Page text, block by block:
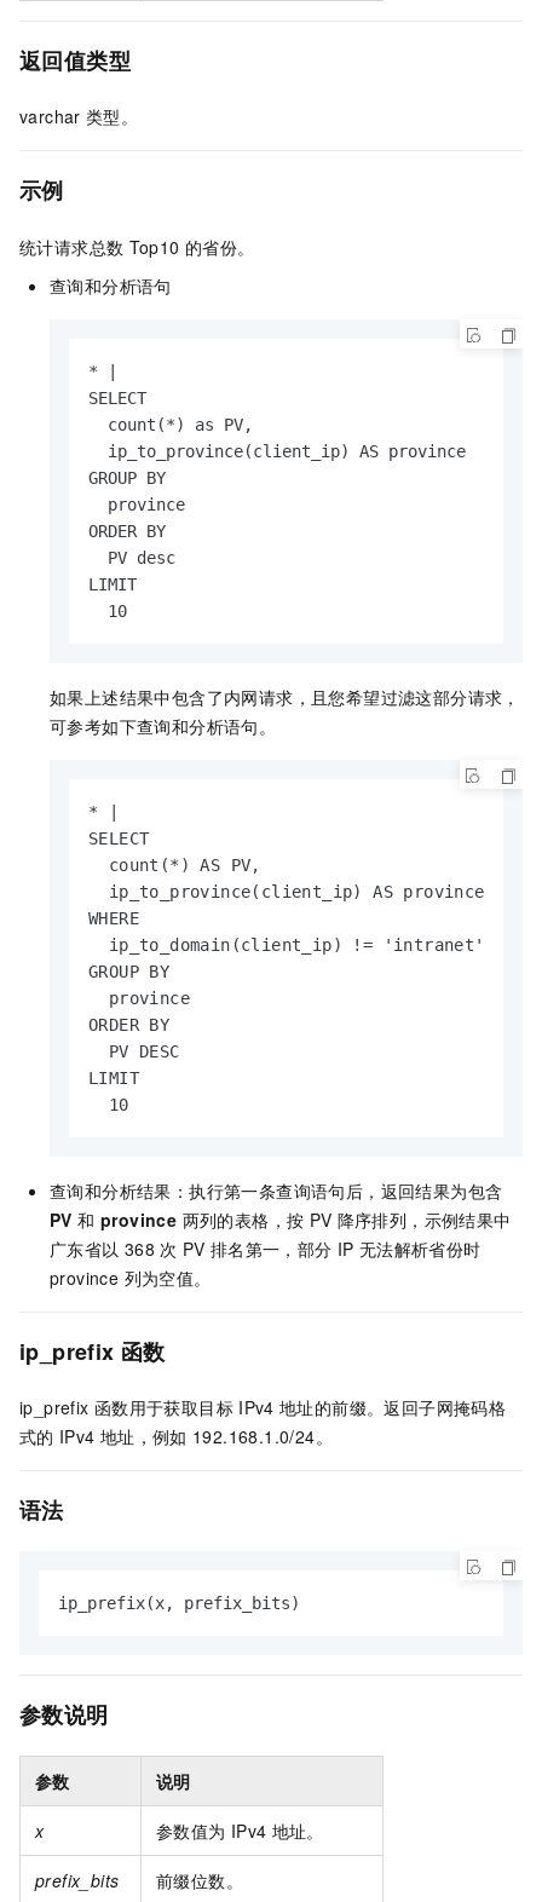
返回值类型
varchar 类型。
示例
统计请求总数 Top10 的省份。
查询和分析语句
* |
SELECT
  count(*) as PV,
  ip_to_province(client_ip) AS province
GROUP BY
  province
ORDER BY
  PV desc
LIMIT
  10
如果上述结果中包含了内网请求，且您希望过滤这部分请求，
可参考如下查询和分析语句。
* |
SELECT
  count(*) AS PV,
  ip_to_province(client_ip) AS province
WHERE
  ip_to_domain(client_ip) != 'intranet'
GROUP BY
  province
ORDER BY
  PV DESC
LIMIT
  10
查询和分析结果：执行第一条查询语句后，返回结果为包含
PV 和province 两列的表格，按 PV 降序排列，示例结果中
广东省以 368 次 PV 排名第一，部分 IP 无法解析省份时
province 列为空值。
ip_prefix 函数
ip_prefix 函数用于获取目标 IPv4 地址的前缀。返回子网掩码格
式的 IPv4 地址，例如 192.168.1.0/24。
语法
ip_prefix(x, prefix_bits)
参数说明
参数 说明
x 参数值为 IPv4 地址。
prefix_bits 前缀位数。